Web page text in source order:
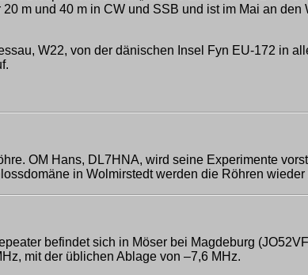
m und 40 m in CW und SSB und ist im Mai an
W22, von der dänischen Insel Fyn EU-172 in
OM Hans, DL7HNA, wird seine Experimente
in Wolmirstedt werden die Röhren
befindet sich in Möser bei Magdeburg
mit der üblichen Ablage von –7,6 MHz.